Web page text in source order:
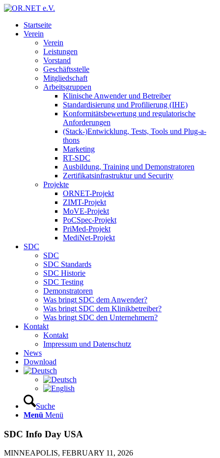
Startseite
Verein
Verein
Leistungen
Vorstand
Geschäftsstelle
Mitgliedschaft
Arbeitsgruppen
Klinische Anwender und Betreiber
Standardisierung und Profilierung (IHE)
Konformitätsbewertung und regulatorische
Anforderungen
(Stack-)Entwicklung, Tests, Tools und Plug-a-
thons
Marketing
RT-SDC
Ausbildung, Training und Demonstratoren
Zertifikatsinfrastruktur und Security
Projekte
ORNET-Projekt
ZIMT-Projekt
MoVE-Projekt
PoCSpec-Projekt
PriMed-Projekt
MediNet-Projekt
SDC
SDC
SDC Standards
SDC Historie
SDC Testing
Demonstratoren
Was bringt SDC dem Anwender?
Was bringt SDC dem Klinikbetreiber?
Was bringt SDC den Unternehmern?
Kontakt
Kontakt
Impressum und Datenschutz
News
Download
Suche
Menü Menü
SDC Info Day USA
MINNEAPOLIS, FEBRUARY 11, 2026